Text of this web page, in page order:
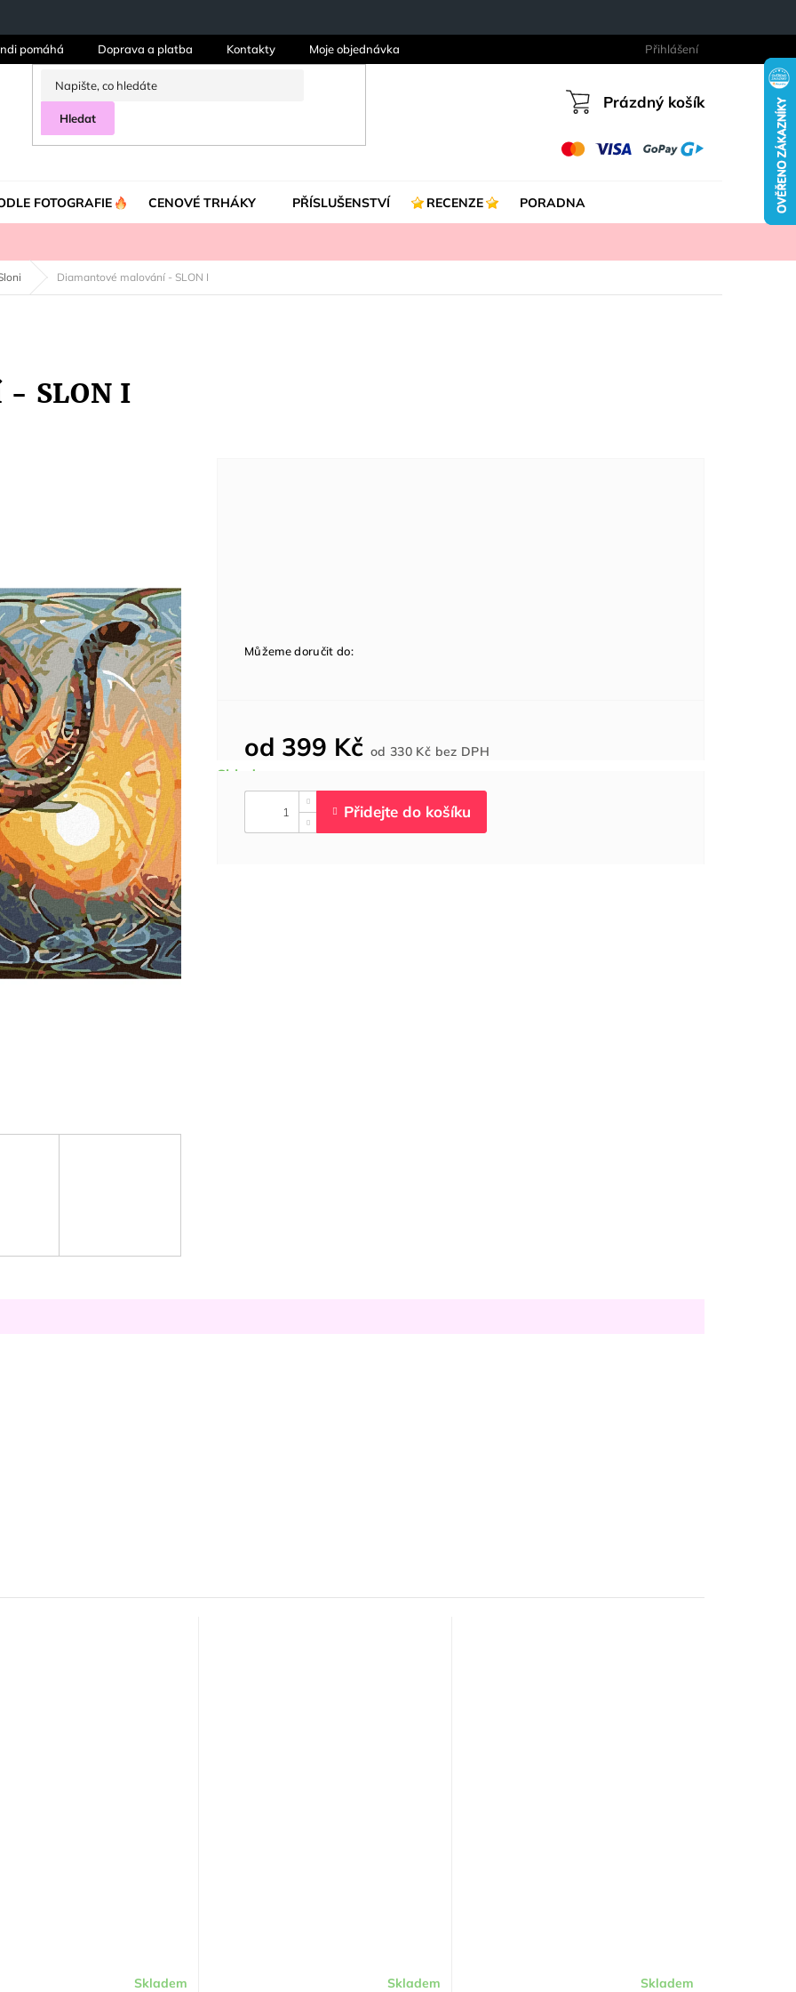
pomáhá Doprava a platba Kontakty Moje objednávka Přihlášení
Hledat
Nákupní
Prázdný košík
FOTOGRAFIE CENOVÉ TRHÁKY PŘÍSLUŠENSTVÍ RECENZE PORADNA
Diamantové malování - SLON I
SLON I
od 399 Kč od330 Kč bez DPHcena:
Můžeme doručit do:
Skladem Skladem Skladem